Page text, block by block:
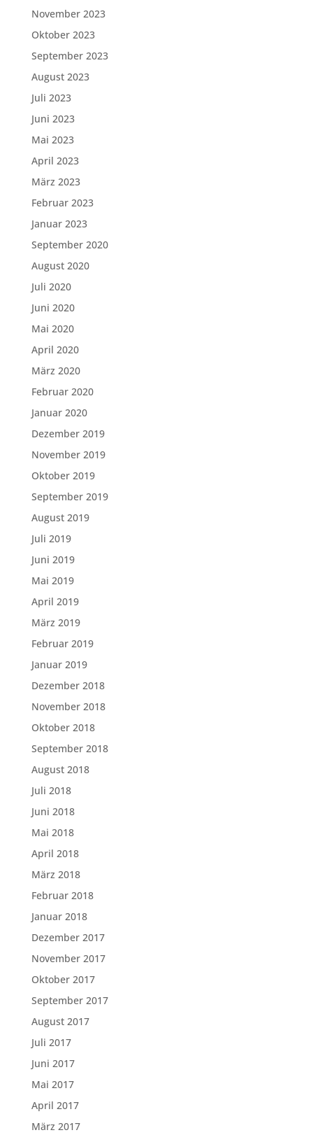
November 2023
Oktober 2023
September 2023
August 2023
Juli 2023
Juni 2023
Mai 2023
April 2023
März 2023
Februar 2023
Januar 2023
September 2020
August 2020
Juli 2020
Juni 2020
Mai 2020
April 2020
März 2020
Februar 2020
Januar 2020
Dezember 2019
November 2019
Oktober 2019
September 2019
August 2019
Juli 2019
Juni 2019
Mai 2019
April 2019
März 2019
Februar 2019
Januar 2019
Dezember 2018
November 2018
Oktober 2018
September 2018
August 2018
Juli 2018
Juni 2018
Mai 2018
April 2018
März 2018
Februar 2018
Januar 2018
Dezember 2017
November 2017
Oktober 2017
September 2017
August 2017
Juli 2017
Juni 2017
Mai 2017
April 2017
März 2017